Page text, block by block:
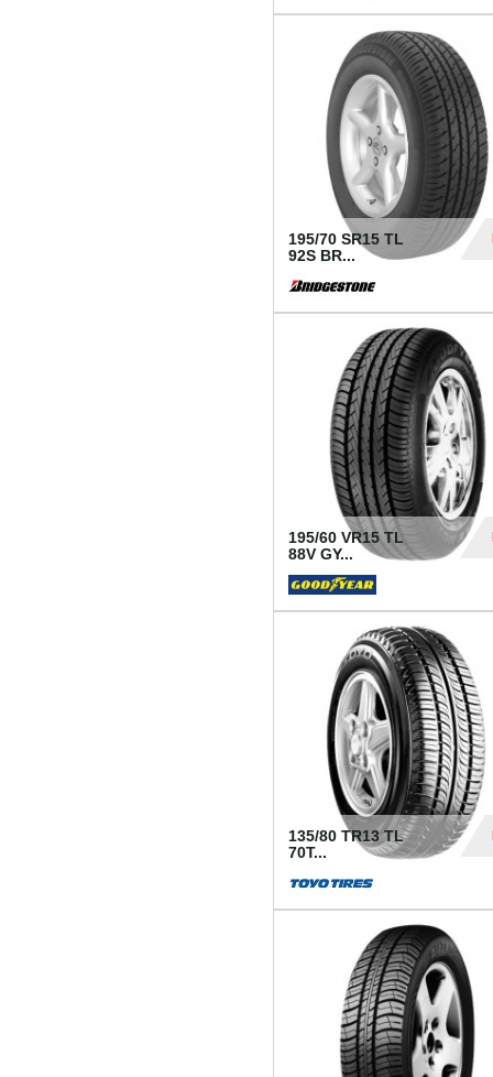
195/70 SR15 TL
92S BR...
195/60 VR15 TL
88V GY...
135/80 TR13 TL
70T...